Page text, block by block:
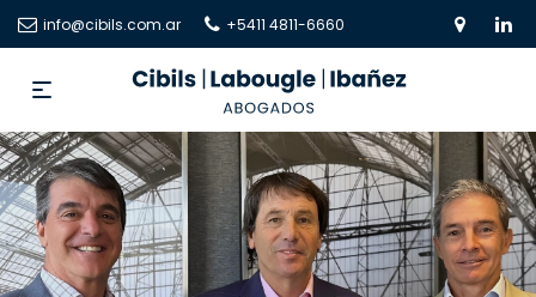
info@cibils.com.ar +5411 4811-6660